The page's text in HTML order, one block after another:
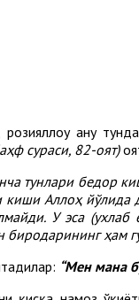
анҳу
сураси, 82-оят)
тунлари бедор
Аллоҳ
У эса
биродарининг
“Мен мана